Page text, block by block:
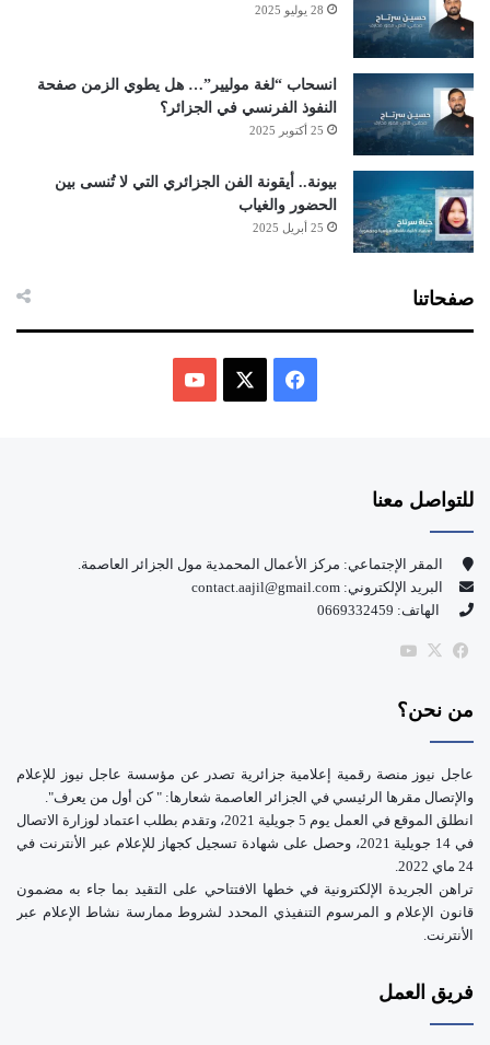
28 يوليو 2025
انسحاب “لغة موليير”… هل يطوي الزمن صفحة
النفوذ الفرنسي في الجزائر؟
25 أكتوبر 2025
بيونة.. أيقونة الفن الجزائري التي لا تُنسى بين
الحضور والغياب
25 أبريل 2025
صفحاتنا
و
ك
للتواصل معنا
المقر الإجتماعي: مركز الأعمال المحمدية مول الجزائر العاصمة.
البريد الإلكتروني: contact.aajil@gmail.com
الهاتف: 0669332459
فيسبوك
‫X
من نحن؟
عاجل نيوز منصة رقمية إعلامية جزائرية تصدر عن مؤسسة عاجل نيوز للإعلام
والإتصال مقرها الرئيسي في الجزائر العاصمة شعارها: " كن أول من يعرف".
انطلق الموقع في العمل يوم 5 جويلية 2021، وتقدم بطلب اعتماد لوزارة الاتصال
في 14 جويلية 2021، وحصل على شهادة تسجيل كجهاز للإعلام عبر الأنترنت في
24 ماي 2022.
تراهن الجريدة الإلكترونية في خطها الافتتاحي على التقيد بما جاء به مضمون
قانون الإعلام و المرسوم التنفيذي المحدد لشروط ممارسة نشاط الإعلام عبر
الأنترنت.
فريق العمل